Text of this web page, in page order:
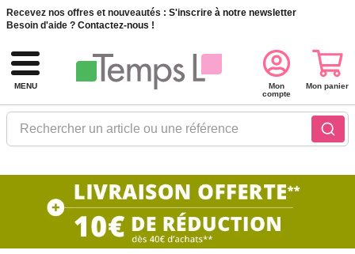
Recevez nos offres et nouveautés : S'inscrire à notre newsletter
Besoin d'aide ? Contactez-nous !
MENU
Rechercher un article ou une référence
Mon
compte
Mon panier
10€ de réduction dès 40€ d'achat. Offre
valable du 03/08/2026 au 12/08/2026.